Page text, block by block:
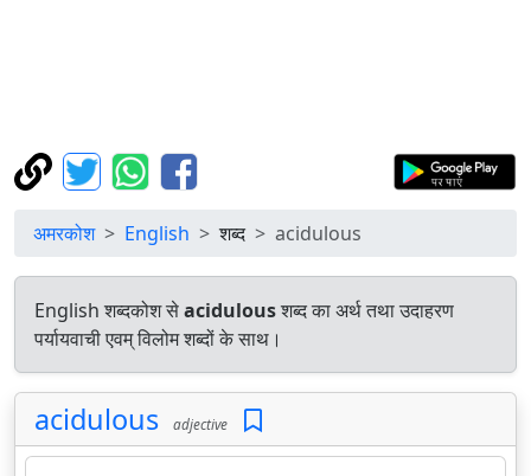
अमरकोश English शब्द acidulous
English शब्दकोश सेacidulousशब्द का अर्थ तथा उदाहरण
पर्यायवाची एवम् विलोम शब्दों के साथ।
acidulous adjective